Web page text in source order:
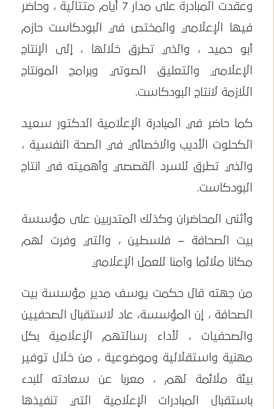
وعقدت المبادرة على مدار 7 أيام متتالية ، وحاضر
فيها الإعلامي والمختص في البودكاست حازم
أبو حميد ، والذي تطرق خلالها ، إلى الإنتاج
الإعلامي والتعليق الصوتي وبرامج المونتاج
اللازمة لانتاج البودكاست.
كما حاضر في المبادرة الإعلامية الدكتور سعيد
الكحلوت الأديب والاخصائي في الصحة النفسية ،
والذي تطرق للسرد القصصي وأهميته في انتاج
البودكاست.
وأثنى المحاضران وكذلك المتدربين على مؤسسة
بيت الصحافة – فلسطين ، والتي وفرت لهم
مكانا ملائما وآمنا للعمل الإعلامي
من جهته قال حكمت يوسف مدير مؤسسة بيت
الصحافة ، إن المؤسسة، عاد لاستقبال الصحفيين
والصحفيات ، لأداء رسالتهم الإعلامية بكل
مهنية واستقلالية وموضوعية ، من خلال توفير
بيئة ملائمة لهم ، معربا عن سعادته للبدء
باستقبال المبادرات الإعلامية التي تنفيذها